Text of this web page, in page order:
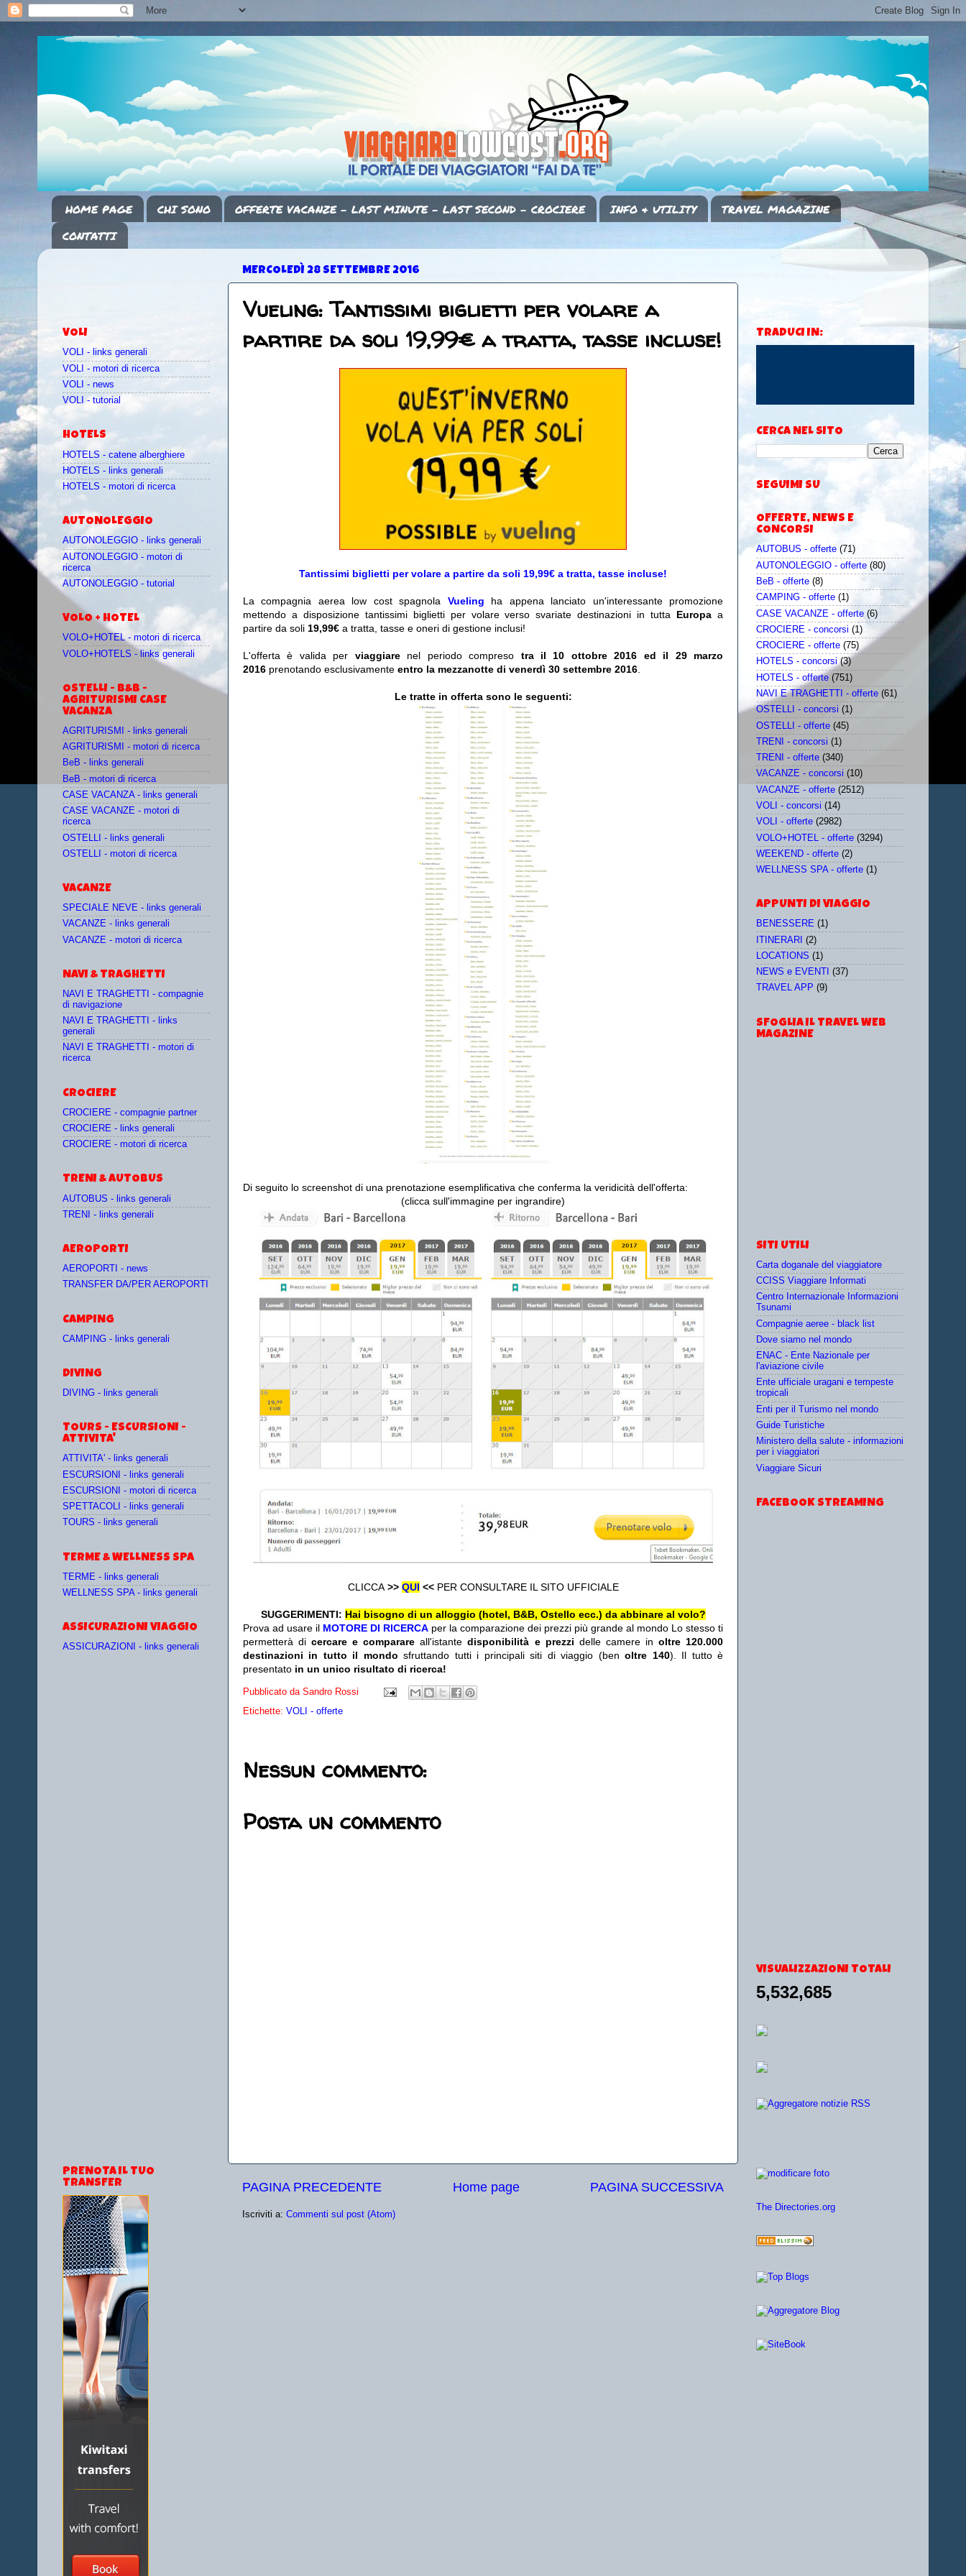
HOME PAGE CHI SONO OFFERTE VACANZE - LAST MINUTE - LAST SECOND - CROCIERE INFO & UTILITY
TRAVEL MAGAZINE
CONTATTI
MERCOLEDÌ 28 SETTEMBRE 2016
Vueling: Tantissimi biglietti per volare a
partire da soli 19,99€ a tratta, tasse incluse!
Tantissimi biglietti per volare a partire da soli 19,99€ a tratta, tasse incluse!
La compagnia aerea low cost spagnola Vueling
ha appena lanciato un'interessante promozione
mettendo a disposizione tantissimi biglietti per volare verso svariate destinazioni in tutta Europaa
partire da soli 19,99€ a tratta, tasse e oneri di gestione inclusi!
L'offerta è valida per viaggiarenel periodo compreso tra il 10 ottobre 2016 ed il 29 marzo
2016 prenotando esclusivamente entro la mezzanotte di venerdì 30 settembre 2016
Le tratte in offerta sono le seguenti:
Di seguito lo screenshot di una prenotazione esemplificativa che conferma la veridicità dell'offerta:
(clicca sull'immagine per ingrandire)
CLICCA >> QUI <<PER CONSULTARE IL SITO UFFICIALE
SUGGERIMENTI: Hai bisogno di un alloggio (hotel, B&B, Ostello ecc.) da abbinare al volo?
Prova ad usare il MOTORE DI RICERCA per la comparazione dei prezzi più grande al mondo Lo stesso ti
permetterà dicercare e comparareall'istantedisponibilità e prezzi delle camere in oltre 120.000
destinazioni in tutto il mondo sfruttando tutti i principali siti di viaggio (benoltre 140). Il tutto è
presentato in un unico risultato di ricerca!
Pubblicato da Sandro Rossi
Etichette: VOLI - offerte
Nessun commento:
Posta un commento
PAGINA PRECEDENTE PAGINA SUCCESSIVA
Home page
Iscriviti a: Commenti sul post (Atom)
VOLI
VOLI - links generali
VOLI - motori di ricerca
VOLI - news
VOLI - tutorial
HOTELS
HOTELS - catene alberghiere
HOTELS - links generali
HOTELS - motori di ricerca
AUTONOLEGGIO
AUTONOLEGGIO - links generali
AUTONOLEGGIO - motori di
ricerca
AUTONOLEGGIO - tutorial
VOLO + HOTEL
VOLO+HOTEL - motori di ricerca
VOLO+HOTELS - links generali
OSTELLI - B&B -
AGRITURISMI CASE
VACANZA
AGRITURISMI - links generali
AGRITURISMI - motori di ricerca
BeB - links generali
BeB - motori di ricerca
CASE VACANZA - links generali
CASE VACANZE - motori di
ricerca
OSTELLI - links generali
OSTELLI - motori di ricerca
VACANZE
SPECIALE NEVE - links generali
VACANZE - links generali
VACANZE - motori di ricerca
NAVI & TRAGHETTI
NAVI E TRAGHETTI - compagnie
di navigazione
NAVI E TRAGHETTI - links
generali
NAVI E TRAGHETTI - motori di
ricerca
CROCIERE
CROCIERE - compagnie partner
CROCIERE - links generali
CROCIERE - motori di ricerca
TRENI & AUTOBUS
AUTOBUS - links generali
TRENI - links generali
AEROPORTI
AEROPORTI - news
TRANSFER DA/PER AEROPORTI
CAMPING
CAMPING - links generali
DIVING
DIVING - links generali
TOURS - ESCURSIONI -
ATTIVITA'
ATTIVITA' - links generali
ESCURSIONI - links generali
ESCURSIONI - motori di ricerca
SPETTACOLI - links generali
TOURS - links generali
TERME & WELLNESS SPA
TERME - links generali
WELLNESS SPA - links generali
ASSICURAZIONI VIAGGIO
ASSICURAZIONI - links generali
PRENOTA IL TUO
TRANSFER
TRADUCI IN:
CERCA NEL SITO
SEGUIMI SU
OFFERTE, NEWS E
CONCORSI
AUTOBUS - offerte (71)
AUTONOLEGGIO - offerte (80)
BeB - offerte (8)
CAMPING - offerte (1)
CASE VACANZE - offerte (6)
CROCIERE - concorsi (1)
CROCIERE - offerte (75)
HOTELS - concorsi (3)
HOTELS - offerte (751)
NAVI E TRAGHETTI - offerte (61)
OSTELLI - concorsi (1)
OSTELLI - offerte (45)
TRENI - concorsi (1)
TRENI - offerte (340)
VACANZE - concorsi (10)
VACANZE - offerte (2512)
VOLI - concorsi (14)
VOLI - offerte (2982)
VOLO+HOTEL - offerte (3294)
WEEKEND - offerte (2)
WELLNESS SPA - offerte (1)
APPUNTI DI VIAGGIO
BENESSERE (1)
ITINERARI (2)
LOCATIONS (1)
NEWS e EVENTI
(37)
TRAVEL APP (9)
SFOGLIA IL TRAVEL WEB
MAGAZINE
SITI UTILI
Carta doganale del viaggiatore
CCISS Viaggiare Informati
Centro Internazionale Informazioni
Tsunami
Compagnie aeree - black list
Dove siamo nel mondo
ENAC - Ente Nazionale per
l'aviazione civile
Ente ufficiale uragani e tempeste
tropicali
Enti per il Turismo nel mondo
Guide Turistiche
Ministero della salute - informazioni
per i viaggiatori
Viaggiare Sicuri
FACEBOOK STREAMING
VISUALIZZAZIONI TOTALI
5,532,685
The Directories.org